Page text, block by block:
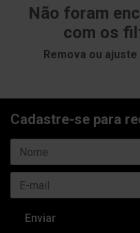
Não foram
com os
Remova ou
Cadastre-se para